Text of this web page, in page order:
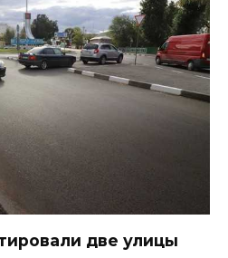
две улицы